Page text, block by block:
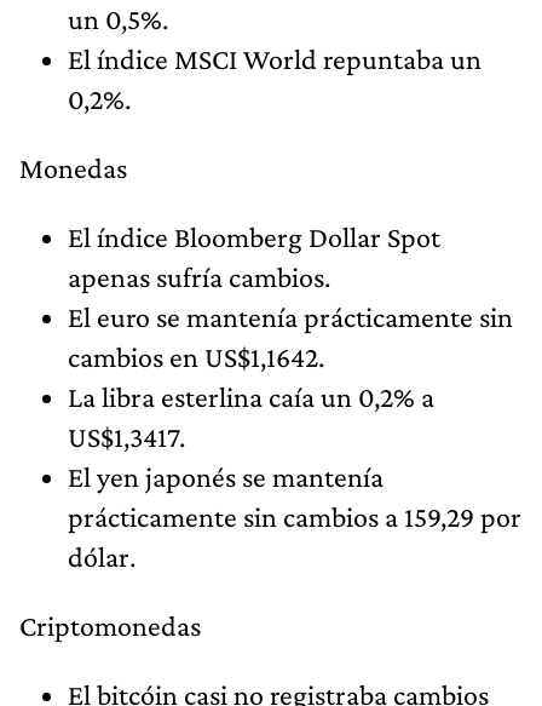
un 0,5%.
El índice MSCI World repuntaba un
0,2%.
Monedas
El índice Bloomberg Dollar Spot
apenas sufría cambios.
El euro se mantenía prácticamente sin
cambios en US$1,1642.
La libra esterlina caía un 0,2% a
US$1,3417.
El yen japonés se mantenía
prácticamente sin cambios a 159,29 por
dólar.
Criptomonedas
El bitcóin casi no registraba cambios